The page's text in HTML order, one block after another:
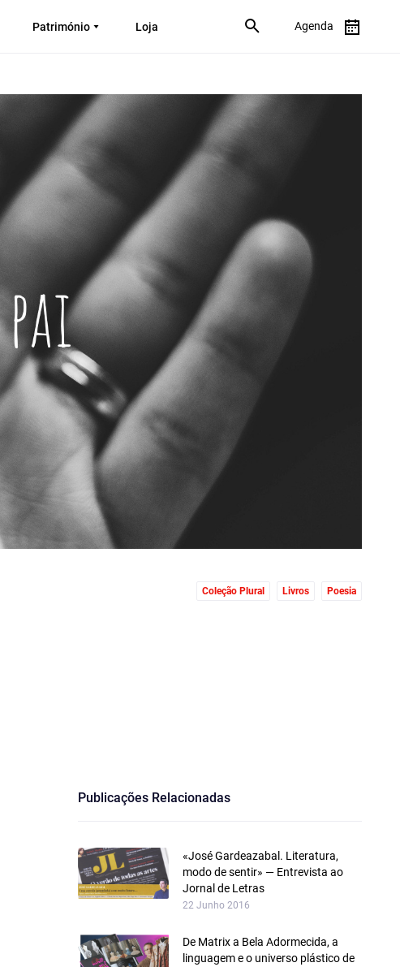
Património Loja Agenda
Coleção Plural Livros Poesia
Publicações Relacionadas
«José Gardeazabal. Literatura,
modo de sentir» — Entrevista ao
Jornal de Letras
22 Junho 2016
De Matrix a Bela Adormecida, a
linguagem e o universo plástico de